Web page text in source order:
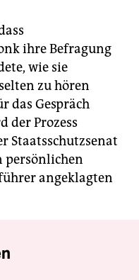
ihre Befragung
wie sie
zu hören
das Gespräch
der Prozess
Staatsschutzsenat
persönlichen
angeklagten